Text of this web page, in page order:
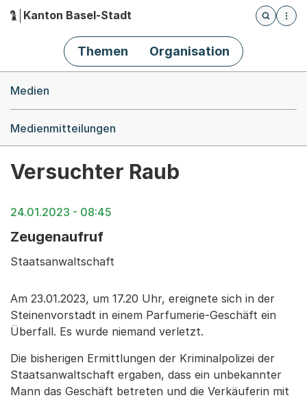
Hauptnavigation
Kanton Basel-Stadt
Öffnet
Themen Organisation
Medien
Medienmitteilungen
Versuchter Raub
24.01.2023 - 08:45
Zeugenaufruf
Staatsanwaltschaft
Am 23.01.2023, um 17.20 Uhr, ereignete sich in der
Steinenvorstadt in einem Parfumerie-Geschäft ein
Überfall. Es wurde niemand verletzt.
Die bisherigen Ermittlungen der Kriminalpolizei der
Staatsanwaltschaft ergaben, dass ein unbekannter
Mann das Geschäft betreten und die Verkäuferin mit